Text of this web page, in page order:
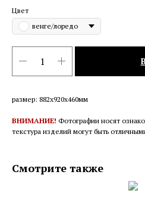
Цвет
венге/лоредо
размер: 882х920х460мм
ВНИМАНИЕ! Фотографии носят
текстура изделий могут быть
Смотрите также